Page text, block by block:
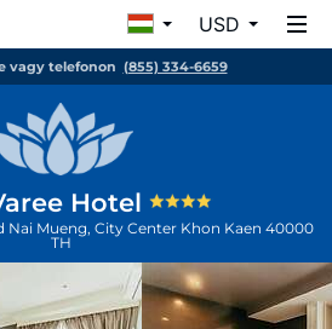
USD
vagy telefonon (855) 334-6659
Hotel
Nai Mueng, City Center Khon Kaen 40000
TH